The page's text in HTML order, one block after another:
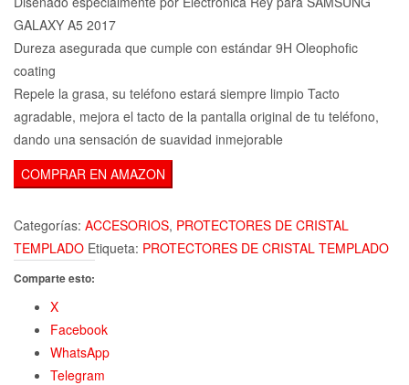
4,50€.2,50€.
GALAXY A5 2017
Dureza asegurada que cumple con estándar 9H Oleophofic
coating
Repele la grasa, su teléfono estará siempre limpio Tacto
agradable, mejora el tacto de la pantalla original de tu teléfono,
dando una sensación de suavidad inmejorable
COMPRAR EN AMAZON
Categorías: ACCESORIOS, PROTECTORES DE CRISTAL
TEMPLADO Etiqueta: PROTECTORES DE CRISTAL TEMPLADO
Comparte esto:
X
Facebook
WhatsApp
Telegram